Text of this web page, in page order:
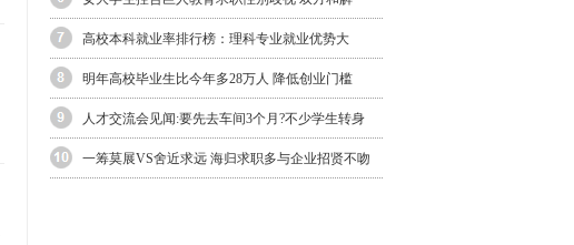
高校本科就业率排行榜：理科专业就业优势大
明年高校毕业生比今年多28万人 降低创业门槛
人才交流会见闻:要先去车间3个月?不少学生转身
一筹莫展VS舍近求远 海归求职多与企业招贤不吻